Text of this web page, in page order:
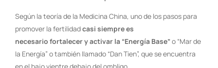
Según la teoría de la Medicina China, uno de los pasos para
promover la fertilidadcasi siempre es
necesario fortalecer y activar la “Energía Base”o “Mar de
la Energía” o también llamado “Dan Tien”, que se encuentra